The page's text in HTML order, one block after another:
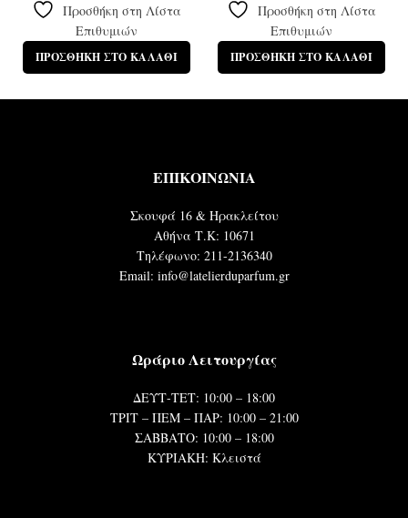
Προσθήκη στη Λίστα
Επιθυμιών
ΠΡΟΣΘΉΚΗ ΣΤΟ ΚΑΛΆΘΙ
Προσθήκη στη Λίστα
Επιθυμιών
ΠΡΟΣΘΉΚΗ ΣΤΟ ΚΑΛΆΘΙ
ΕΠΙΚΟΙΝΩΝΙΑ
Σκουφά 16 & Ηρακλείτου
Αθήνα Τ.Κ: 10671
Τηλέφωνο: 211-2136340
Email: info@latelierduparfum.gr
Ωράριο Λειτουργίας
ΔΕΥΤ-ΤΕΤ: 10:00 – 18:00
ΤΡΙΤ – ΠΕΜ – ΠΑΡ: 10:00 – 21:00
ΣΑΒΒΑΤΟ: 10:00 – 18:00
ΚΥΡΙΑΚΗ: Κλειστά